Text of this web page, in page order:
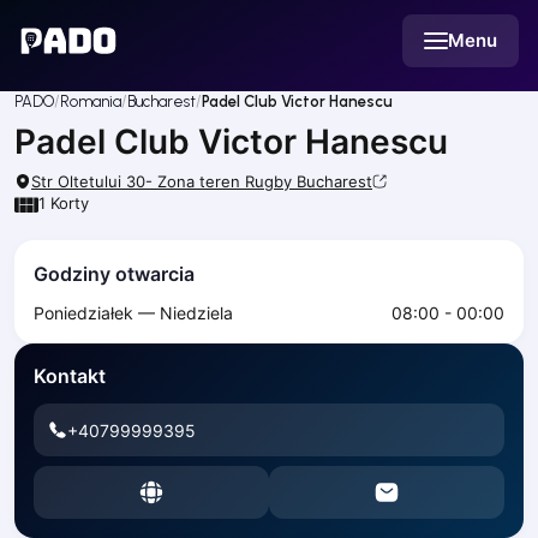
Menu
Українська
Русский
EnglishCities
Prague
Batumi
Budapest
Riga
Arlamow
Bialystok
Bielsko-Biala
Bolesławiec
Bydgoszcz
Czestochowa
PADO Romania Bucharest Padel Club Victor Hanescu
Padel Club Victor Hanescu
Str Oltetului 30- Zona teren Rugby Bucharest
1 Korty
Godziny otwarcia
Poniedziałek — Niedziela 08:00 - 00:00
Kontakt
+40799999395